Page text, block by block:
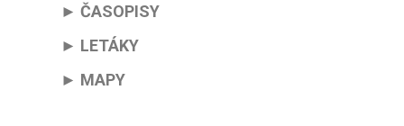
► ČASOPISY
► LETÁKY
► MAPY